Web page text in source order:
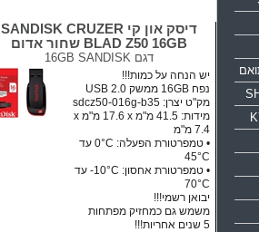
דיסק און קי SANDISK CRUZER
BLAD Z50 16GB שחור אדום
דגם 16GB SANDISK
יש הנחה על כמות!!!
נפח 16GB ממשק USB 2.0
מק"ט יצרן: sdcz50-016g-b35
מידות: ‏41.5 מ"מ x ‏17.6 מ"מ x
• טמפרטורת הפעלה: ‏0°C עד
45°C
• טמפרטורת אחסון:‏ 10°C- עד
70°C
יבואן רשמי!!!
משמש גם כמחזיק מפתחות
5 שנים אחריות!!!